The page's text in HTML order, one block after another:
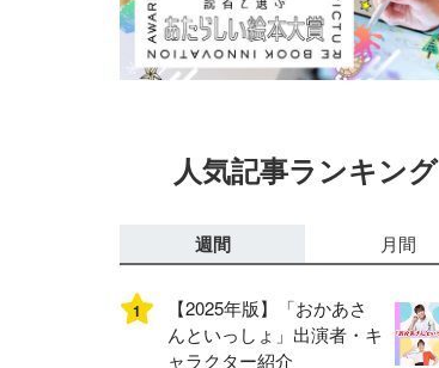
人気記事ランキング
週間 月間
1
【2025年版】「おかあさ
んといっしょ」出演者・キ
ャラクター紹介